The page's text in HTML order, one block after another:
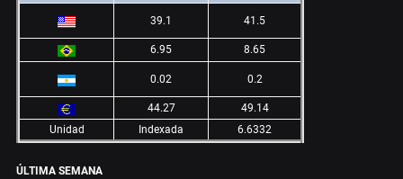
39.1 41.5
6.95 8.65
0.02 0.2
44.27
49.14
Unidad
Indexada 6.6332
ÚLTIMA SEMANA